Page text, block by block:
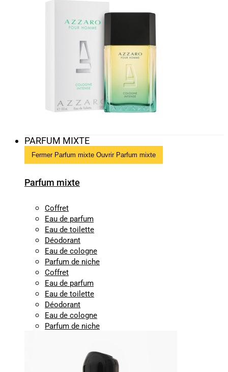
PARFUM MIXTE
Fermer Parfum mixte Ouvrir Parfum mixte
Parfum mixte
Coffret
Eau de parfum
Eau de toilette
Déodorant
Eau de cologne
Parfum de niche
Coffret
Eau de parfum
Eau de toilette
Déodorant
Eau de cologne
Parfum de niche